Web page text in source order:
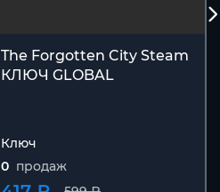
The Forgotten City Steam
КЛЮЧ GLOBAL
Ключ
0 продаж